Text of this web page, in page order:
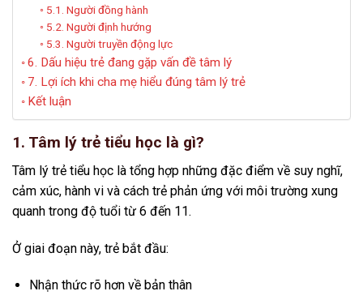
5.1. Người đồng hành
5.2. Người định hướng
5.3. Người truyền động lực
6. Dấu hiệu trẻ đang gặp vấn đề tâm lý
7. Lợi ích khi cha mẹ hiểu đúng tâm lý trẻ
Kết luận
1. Tâm lý trẻ tiểu học là gì?
Tâm lý trẻ tiểu học là tổng hợp những đặc điểm về suy nghĩ,
cảm xúc, hành vi và cách trẻ phản ứng với môi trường xung
quanh trong độ tuổi từ 6 đến 11.
Ở giai đoạn này, trẻ bắt đầu:
Nhận thức rõ hơn về bản thân